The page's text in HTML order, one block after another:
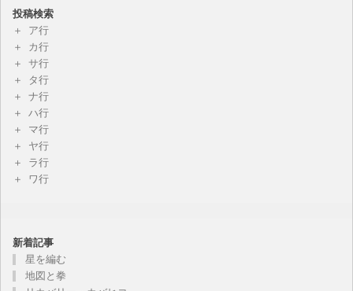
投稿検索
ア行
カ行
サ行
タ行
ナ行
ハ行
マ行
ヤ行
ラ行
ワ行
新着記事
星を編む
地図と拳